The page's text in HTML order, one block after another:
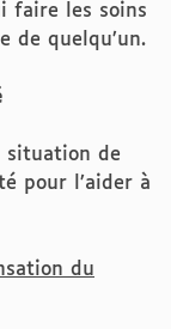
faire les soins
de quelqu’un.
situation de
pour l’aider à
du